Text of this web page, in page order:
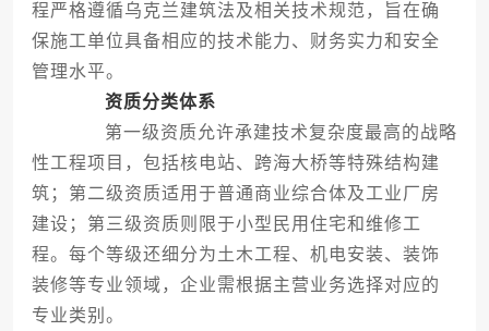
程严格遵循乌克兰建筑法及相关技术规范，旨在确
保施工单位具备相应的技术能力、财务实力和安全
管理水平。
资质分类体系
第一级资质允许承建技术复杂度最高的战略
性工程项目，包括核电站、跨海大桥等特殊结构建
筑；第二级资质适用于普通商业综合体及工业厂房
建设；第三级资质则限于小型民用住宅和维修工
程。每个等级还细分为土木工程、机电安装、装饰
装修等专业领域，企业需根据主营业务选择对应的
专业类别。